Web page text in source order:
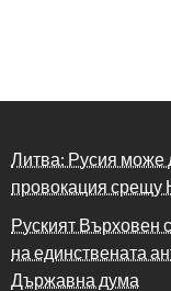
Литва: Русия може
провокация
Руският Върховен
на единствената
Държавна дума